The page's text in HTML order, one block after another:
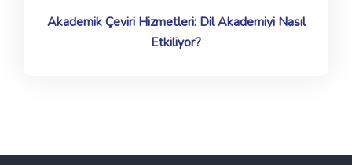
Akademik Çeviri Hizmetleri: Dil Akademiyi Nasıl
Etkiliyor?